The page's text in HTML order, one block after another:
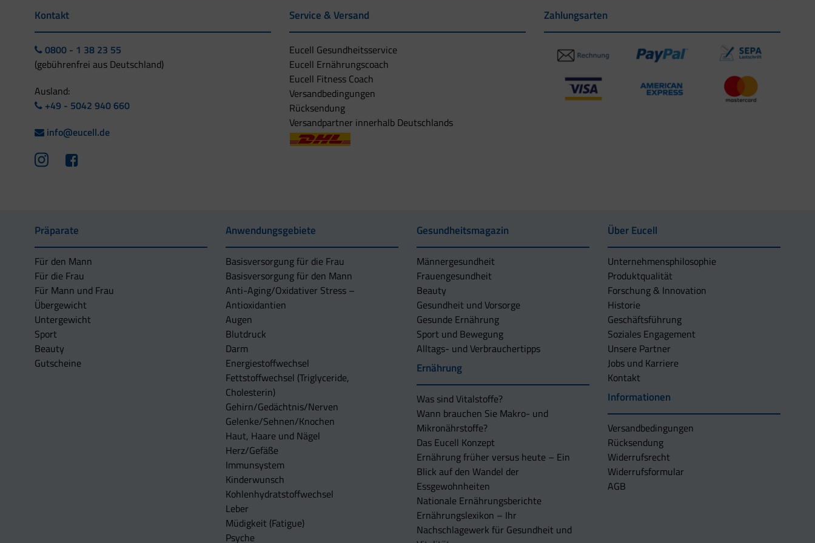
Kontakt
0800 - 1 38 23 55
(gebührenfrei aus Deutschland)
Ausland:
+49 - 5042 940 660
info@eucell.de
Service & Versand
Eucell Gesundheitsservice
Eucell Ernährungscoach
Eucell Fitness Coach
Versandbedingungen
Rücksendung
Versandpartner innerhalb Deutschlands
Zahlungsarten
Präparate
Für den Mann
Für die Frau
Für Mann und Frau
Übergewicht
Untergewicht
Sport
Beauty
Gutscheine
Anwendungsgebiete
Basisversorgung für die Frau
Basisversorgung für den Mann
Anti-Aging/Oxidativer Stress –
Antioxidantien
Augen
Blutdruck
Darm
Energiestoffwechsel
Fettstoffwechsel (Triglyceride,
Cholesterin)
Gehirn/Gedächtnis/Nerven
Gelenke/Sehnen/Knochen
Haut, Haare und Nägel
Herz/Gefäße
Immunsystem
Kinderwunsch
Kohlenhydratstoffwechsel
Leber
Müdigkeit (Fatigue)
Psyche
Gesundheitsmagazin
Männergesundheit
Frauengesundheit
Beauty
Gesundheit und Vorsorge
Gesunde Ernährung
Sport und Bewegung
Alltags- und Verbrauchertipps
Ernährung
Was sind Vitalstoffe?
Wann brauchen Sie Makro- und
Mikronährstoffe?
Das Eucell Konzept
Ernährung früher versus heute – Ein
Blick auf den Wandel der
Essgewohnheiten
Nationale Ernährungsberichte
Ernährungslexikon – Ihr
Nachschlagewerk für Gesundheit und
Über Eucell
Unternehmens­philosophie
Produktqualität
Forschung & Innovation
Historie
Geschäftsführung
Soziales Engagement
Unsere Partner
Jobs und Karriere
Kontakt
Informationen
Versandbedingungen
Rücksendung
Widerrufsrecht
Widerrufsformular
AGB